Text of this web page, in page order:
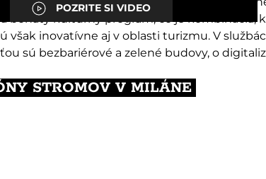
POZRITE SI VIDEO
bohatý kultúrny program, čo je kombinácia,
však inovatívne aj v oblasti turizmu. V
sú bezbariérové a zelené budovy, o
STROMOV V MILÁNE